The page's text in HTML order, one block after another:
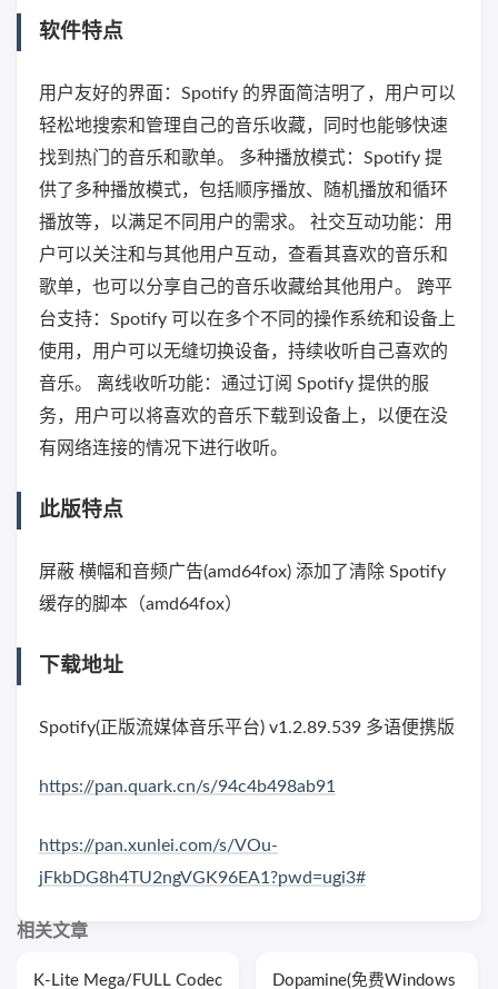
软件特点
用户友好的界面：Spotify 的界面简洁明了，用户可以
轻松地搜索和管理自己的音乐收藏，同时也能够快速
找到热门的音乐和歌单。 多种播放模式：Spotify 提
供了多种播放模式，包括顺序播放、随机播放和循环
播放等，以满足不同用户的需求。 社交互动功能：用
户可以关注和与其他用户互动，查看其喜欢的音乐和
歌单，也可以分享自己的音乐收藏给其他用户。 跨平
台支持：Spotify 可以在多个不同的操作系统和设备上
使用，用户可以无缝切换设备，持续收听自己喜欢的
音乐。 离线收听功能：通过订阅 Spotify 提供的服
务，用户可以将喜欢的音乐下载到设备上，以便在没
有网络连接的情况下进行收听。
此版特点
屏蔽 横幅和音频广告(amd64fox) 添加了清除 Spotify
缓存的脚本（amd64fox）
下载地址
Spotify(正版流媒体音乐平台) v1.2.89.539 多语便携版
https://pan.quark.cn/s/94c4b498ab91
https://pan.xunlei.com/s/VOu-
jFkbDG8h4TU2ngVGK96EA1?pwd=ugi3#
相关文章
K-Lite Mega/FULL Codec Dopamine(免费Windows